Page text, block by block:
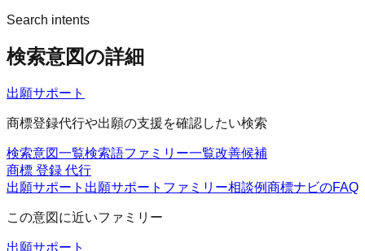
Search intents
検索意図の詳細
出願サポート
商標登録代行や出願の支援を確認したい検索
検索意図一覧検索語ファミリー一覧改善候補
商標 登録 代行
出願サポート 出願サポートファミリー相談例商標ナビのFAQ
この意図に近いファミリー
出願サポート